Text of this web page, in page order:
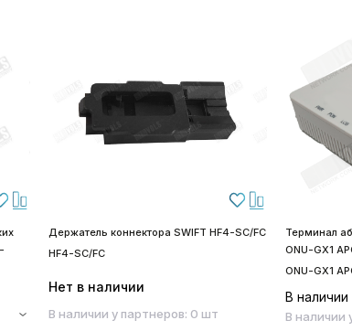
Держатель коннектора SWIFT HF4-SC/FC
HF4-SC/FC
Нет в наличии
В наличии у партнеров: 0 шт
Терминал
ONU-GX1
ONU-GX1
В наличии
В наличии